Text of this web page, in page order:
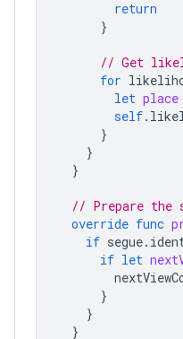
return
}
// Get
for
let place
self.
}
}
}
// Prepare the
override func
if segue.
if let
}
}
}